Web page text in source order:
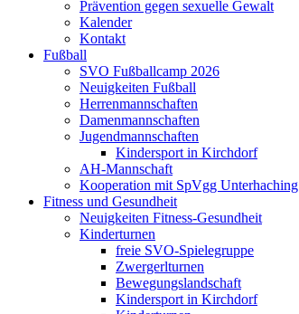
Prävention gegen sexuelle Gewalt
Kalender
Kontakt
Fußball
SVO Fußballcamp 2026
Neuigkeiten Fußball
Herrenmannschaften
Damenmannschaften
Jugendmannschaften
Kindersport in Kirchdorf
AH-Mannschaft
Kooperation mit SpVgg Unterhaching
Fitness und Gesundheit
Neuigkeiten Fitness-Gesundheit
Kinderturnen
freie SVO-Spielegruppe
Zwergerlturnen
Bewegungslandschaft
Kindersport in Kirchdorf